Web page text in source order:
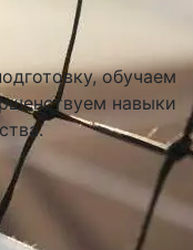
обучаем
навыки